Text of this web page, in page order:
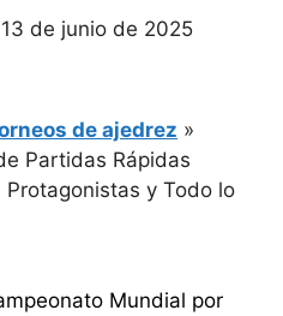
13 de junio de 2025
de ajedrez »
Partidas Rápidas
y Todo lo
Mundial por